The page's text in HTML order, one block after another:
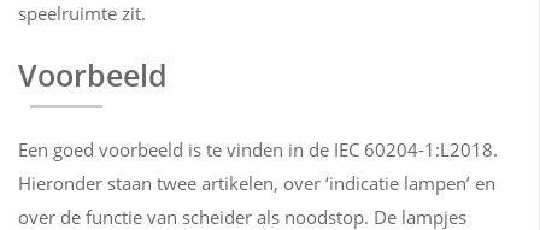
speelruimte zit.
Voorbeeld
Een goed voorbeeld is te vinden in de IEC 60204-1:L2018.
Hieronder staan twee artikelen, over ‘indicatie lampen’ en
over de functie van scheider als noodstop. De lampjes